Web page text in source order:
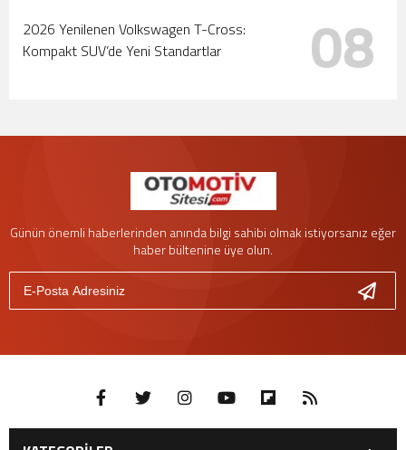
2026 Yenilenen Volkswagen T-Cross:
Kompakt SUV’de Yeni Standartlar
08
Günün önemli haberlerinden anında bilgi sahibi olmak istiyorsanız eğer
haber bültenine üye olun.